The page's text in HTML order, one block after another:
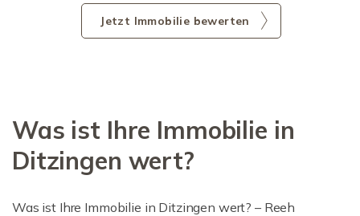
Jetzt Immobilie bewerten
Was ist Ihre Immobilie in
Ditzingen wert?
Was ist Ihre Immobilie in Ditzingen wert? – Reeh